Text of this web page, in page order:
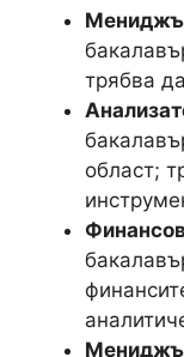
трябва
област;